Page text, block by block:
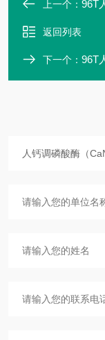
上一个： 96T
返回列表
下一个： 96T